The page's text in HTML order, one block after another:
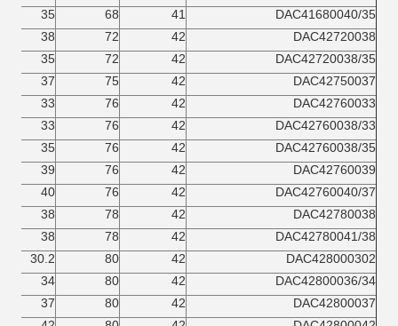
DAC41680040/35
41
68
35
DAC42720038
42
72
38
DAC42720038/35
42
72
35
DAC42750037
42
75
37
DAC42760033
42
76
33
DAC42760038/33
42
76
33
DAC42760038/35
42
76
35
DAC42760039
42
76
39
DAC42760040/37
42
76
40
DAC42780038
42
78
38
DAC42780041/38
42
78
38
DAC428000302
42
80
30.2
DAC42800036/34
42
80
34
DAC42800037
42
80
37